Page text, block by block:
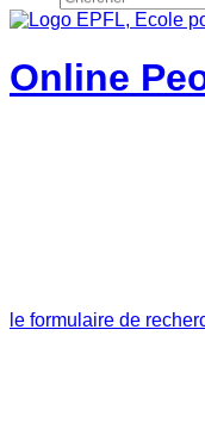
Online
le formulaire de